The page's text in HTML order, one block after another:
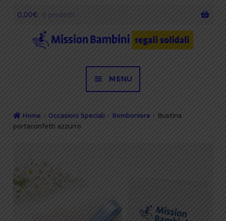
0,00€ 0 prodotti
MENU
Desideri
Occasioni Speciali
Testimonianze
Chi siamo
Home Occasioni Speciali Bomboniere
Bustina
portaconfetti azzurro